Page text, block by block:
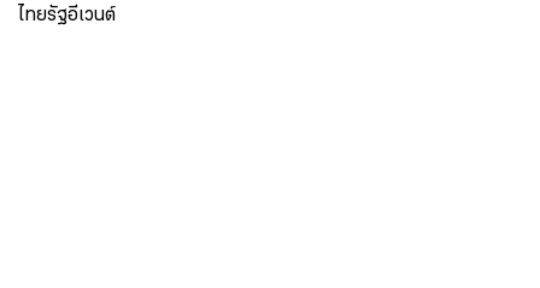
ไทยรัฐอีเวนต์